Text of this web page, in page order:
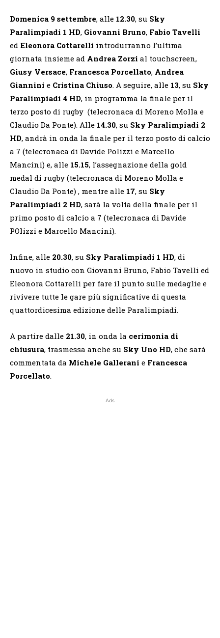
Domenica 9 settembre, alle 12.30, su Sky
Paralimpiadi 1 HD, Giovanni Bruno, Fabio Tavelli
ed Eleonora Cottarelli introdurranno l’ultima
giornata insieme ad Andrea Zorzi al touchscreen,
Giusy Versace, Francesca Porcellato, Andrea
Giannini e Cristina Chiuso. A seguire, alle 13, su Sky
Paralimpiadi 4 HD, in programma la finale per il
terzo posto di rugby (telecronaca di Moreno Molla e
Claudio Da Ponte). Alle 14.30, su Sky Paralimpiadi 2
HD, andrà in onda la finale per il terzo posto di calcio
a 7 (telecronaca di Davide Polizzi e Marcello
Mancini) e, alle 15.15, l’assegnazione della gold
medal di rugby (telecronaca di Moreno Molla e
Claudio Da Ponte) , mentre alle 17, su Sky
Paralimpiadi 2 HD, sarà la volta della finale per il
primo posto di calcio a 7 (telecronaca di Davide
POlizzi e Marcello Mancini).
Infine, alle 20.30, su Sky Paralimpiadi 1 HD, di
nuovo in studio con Giovanni Bruno, Fabio Tavelli ed
Eleonora Cottarelli per fare il punto sulle medaglie e
rivivere tutte le gare più significative di questa
quattordicesima edizione delle Paralimpiadi.
A partire dalle 21.30, in onda la cerimonia di
chiusura, trasmessa anche su Sky Uno HD, che sarà
commentata da Michele Gallerani e Francesca
Porcellato.
Ads